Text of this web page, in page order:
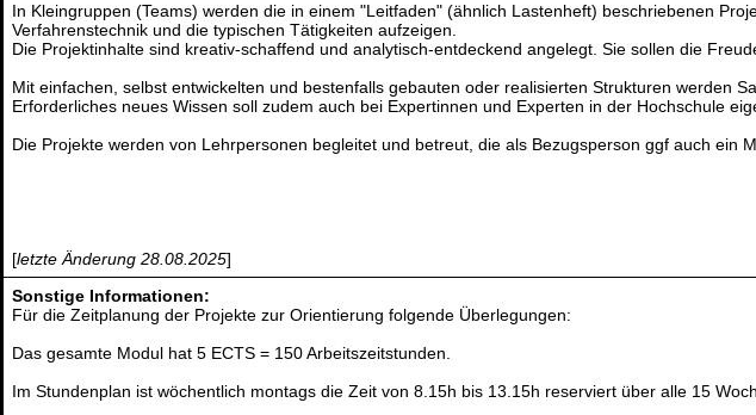
In Kleingruppen (Teams) werden die in einem "Leitfaden" (ähnlich Lastenheft) beschriebenen
Verfahrenstechnik und die typischen Tätigkeiten aufzeigen.
Die Projektinhalte sind kreativ-schaffend und analytisch-entdeckend angelegt. Sie sollen die
Mit einfachen, selbst entwickelten und bestenfalls gebauten oder realisierten Strukturen werden
Erforderliches neues Wissen soll zudem auch bei Expertinnen und Experten in der Hochschule
Die Projekte werden von Lehrpersonen begleitet und betreut, die als Bezugsperson ggf auch ein
[letzte Änderung 28.08.2025]
Sonstige Informationen:
Für die Zeitplanung der Projekte zur Orientierung folgende Überlegungen:
Das gesamte Modul hat 5 ECTS = 150 Arbeitszeitstunden.
Im Stundenplan ist wöchentlich montags die Zeit von 8.15h bis 13.15h reserviert über alle 15